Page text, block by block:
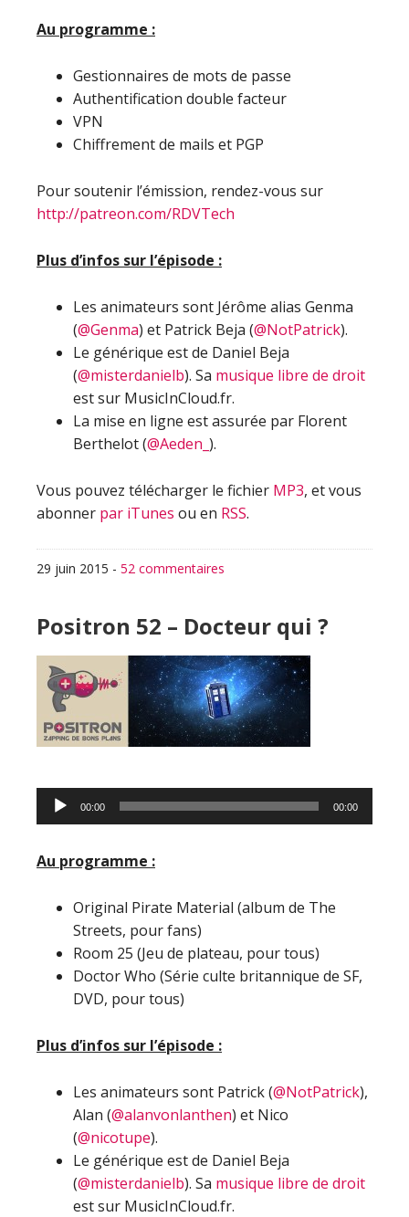
Au programme :
Gestionnaires de mots de passe
Authentification double facteur
VPN
Chiffrement de mails et PGP
Pour soutenir l’émission, rendez-vous sur
http://patreon.com/RDVTech
Plus d’infos sur l’épisode :
Les animateurs sont Jérôme alias Genma
(@Genma) et Patrick Beja (@NotPatrick).
Le générique est de Daniel Beja
(@misterdanielb). Sa musique libre de droit
est sur MusicInCloud.fr.
La mise en ligne est assurée par Florent
Berthelot (@Aeden_ ).
Vous pouvez télécharger le fichier MP3, et vous
abonner par iTunes ou en RSS.
29 juin 2015 - 52 commentaires
Positron 52 – Docteur qui ?
Lecteur
audio
00:00 00:00
Au programme :
Original Pirate Material (album de The
Streets, pour fans)
Room 25 (Jeu de plateau, pour tous)
Doctor Who (Série culte britannique de SF,
DVD, pour tous)
Plus d’infos sur l’épisode :
Les animateurs sont Patrick (@NotPatrick),
Alan (@alanvonlanthen) et Nico
(@nicotupe).
Le générique est de Daniel Beja
(@misterdanielb). Sa musique libre de droit
est sur MusicInCloud.fr.